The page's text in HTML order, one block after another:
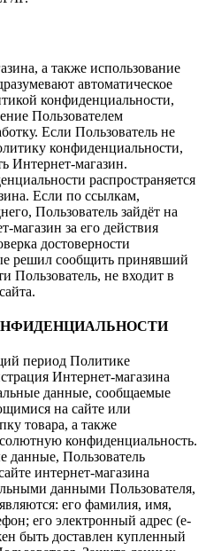
а также использование
автоматическое
конфиденциальности,
Пользователем
Если Пользователь не
конфиденциальности,
Интернет-магазин.
распространяется
Если по ссылкам,
Пользователь зайдёт на
магазин за его действия
достоверности
решил сообщить принявший
Пользователь, не входит в
период Политике
Интернет-магазина
данные, сообщаемые
на сайте или
товара, а также
конфиденциальность.
данные, Пользователь
интернет-магазина
данными Пользователя,
его фамилия, имя,
его электронный адрес (e-
быть доставлен купленный